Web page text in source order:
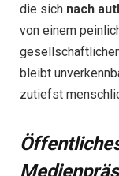
die sich nach
von einem
bleibt
zutiefst